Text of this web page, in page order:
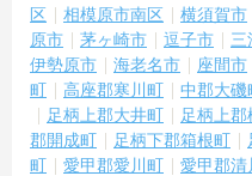
区
相模原市南区 横須賀市
原市
茅ヶ崎市 逗子市 三
伊勢原市
海老名市 座間市
町
高座郡寒川町 中郡大磯
足柄上郡大井町
足柄上
郡開成町
足柄下郡箱根町
町
愛甲郡愛川町 愛甲郡清